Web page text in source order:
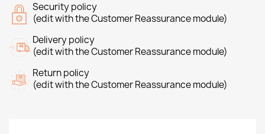
Security policy
(edit with the Customer Reassurance module)
Delivery policy
(edit with the Customer Reassurance module)
Return policy
(edit with the Customer Reassurance module)